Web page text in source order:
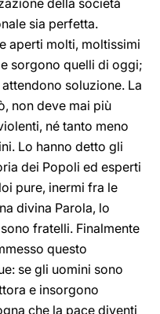
della società
sia perfetta.
aperti molti, moltissimi
sorgono quelli di oggi;
soluzione. La
non deve mai più
né tanto meno
Lo hanno detto gli
dei Popoli ed esperti
pure, inermi fra le
divina Parola, lo
fratelli. Finalmente
questo
se gli uomini sono
e insorgono
che la pace diventi